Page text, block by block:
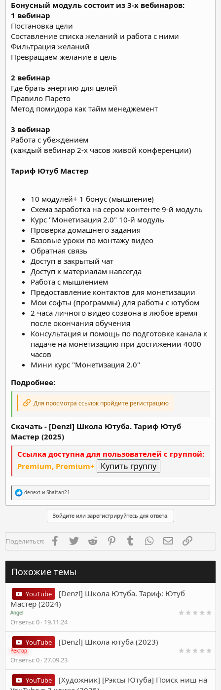
Бонусный модуль состоит из 3-х вебинаров:
1 вебинар
Постановка цели
Составление списка желаний и работа с ними
Фильтрация желаний
Превращаем желание в цель
2 вебинар
Где брать энергию для целей
Правило Парето
Метод помидора как тайм менеджемент
3 вебинар
Работа с убеждением
(каждый вебинар 2-х часов живой конференции)
Тариф Ютуб Мастер
10 модулей+ 1 бонус (мышление)
Схема заработка на сером контенте 9-й модуль
Курс "Монетизация 2.0" 10-й модуль
Проверка домашнего задания
Базовые уроки по монтажу видео
Обратная связь
Доступ в закрытый чат
Доступ к материалам навсегда
Работа с мышлением
Предоставление контактов для монетизации
Мои софты (программы) для работы с ютубом
2 часа личного видео созвона в любое время
после окончания обучения
Консультация и помощь по подготовке канала к
падаче на монетизацию при достижении 4000
часов
Мини курс "Монетизация 2.0"
Подробнее:
Для просмотра ссылок пройдите регистрацию
Скачать - [Denzl] Школа Ютуба. Тариф Ютуб
Мастер (2025)
Ссылка доступна для пользователей с группой:
Premium, Premium+
Р
е
а
и
:
denext и Shaitan21
Войдите или зарегистрируйтесь для ответа.
Поделиться: FacebookTwitter Reddit PinterestTumblr WhatsAppЭлектронная
Похожие темы
YouTube
[Denzl] Школа Ютуба. Тариф: Ютуб
Мастер (2024)
Angel
Ответы 0 19.11.24
YouTube [Denzl] Школа ютуба (2023)
Ректор
Ответы 0 27.09.23
YouTube
[Художник] [Рэксы Ютуба] Поиск ниш на